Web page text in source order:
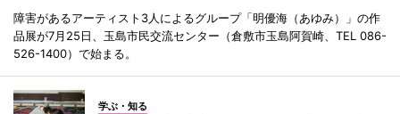
障害があるアーティスト3人によるグループ「明優海（あゆみ）」の作
品展が7月25日、玉島市民交流センター（倉敷市玉島阿賀崎、TEL 086-
526-1400）で始まる。
学ぶ・知る